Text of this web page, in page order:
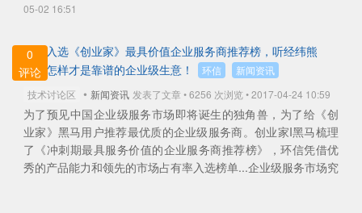
05-02 16:51
0
评论
环信入选《创业家》最具价值企业服务商推荐榜，听经纬熊
飞聊怎样才是靠谱的企业级生意！
环信
新闻资讯
技术讨论区
• 新闻资讯 发表了文章 • 6256 次浏览 • 2017-04-24 10:59
为了预见中国企业级服务市场即将诞生的独角兽，为了给《创
业家》黑马用户推荐最优质的企业级服务商。创业家I黑马梳理
了《冲刺期最具服务价值的企业服务商推荐榜》，环信凭借优
秀的产品能力和领先的市场占有率入选榜单...企业级服务市场究